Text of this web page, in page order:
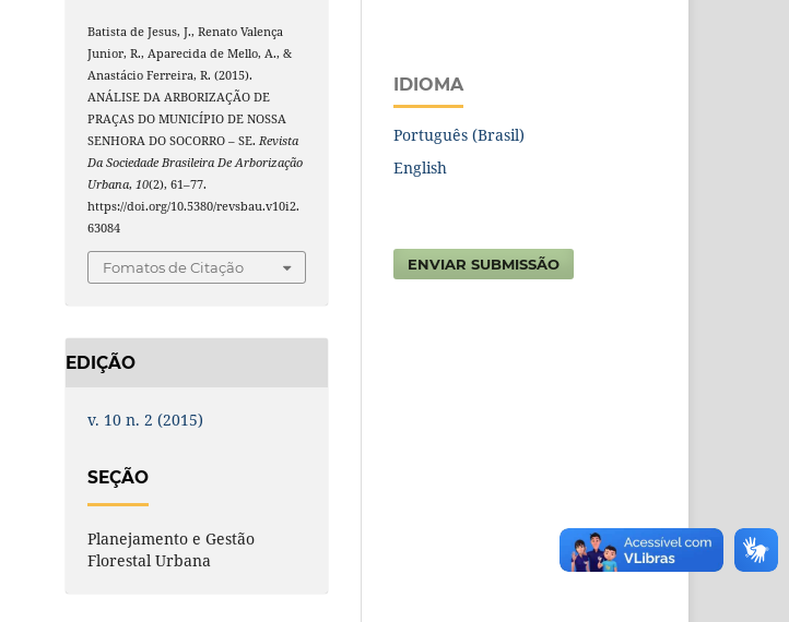
Batista de Jesus, J., Renato Valença
Junior, R., Aparecida de Mello, A., &
Anastácio Ferreira, R. (2015).
ANÁLISE DA ARBORIZAÇÃO DE
PRAÇAS DO MUNICÍPIO DE NOSSA
SENHORA DO SOCORRO – SE.Revista
Da Sociedade Brasileira De Arborização
Urbana,10(2), 61–77.
https://doi.org/10.5380/revsbau.v10i2.
63084
Fomatos de Citação
EDIÇÃO
v. 10 n. 2 (2015)
SEÇÃO
Planejamento e Gestão
Florestal Urbana
IDIOMA
Português (Brasil)
English
ENVIAR SUBMISSÃO